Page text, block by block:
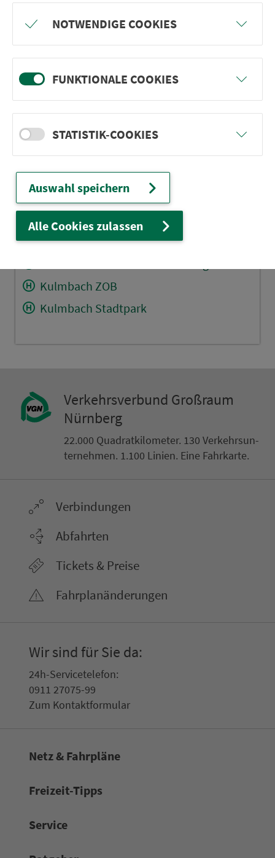
Kronach Musikfachs./Netto-Markt
Friedrichsburg (Ofr)
Thonberg/Kr KC
Weißenbrunn (Kr KC) Ortsmitte
Kirchleus Schulbushaltestelle
Kirchleus B 85
Lösau
Holzmühle (Kulmbach)
Höferänger B 85
Kulmbach ZOB
Kulmbach Stadtpark
Ver­kehrs­ver­bund Groß­raum
Nürn­berg
22.000 Qua­drat­ki­lo­me­ter. 130 Ver­kehrs­un­
ter­neh­men. 1.100 Linien. Eine Fahr­kar­te.
Ver­bin­dungen
Abfahrten
Tickets & Preise
Fahr­plan­ände­rungen
Wir sind für Sie da:
24h-Ser­vice­te­le­fon:
0911 27075-99
Zum Kon­taktformular
Netz & Fahrpläne
Frei­zeit-Tipps
Service
NOTWENDIGE COOKIES
FUNKTIONALE COOKIES
STATISTIK-COOKIES
Auswahl speichern
Alle Cookies zulassen